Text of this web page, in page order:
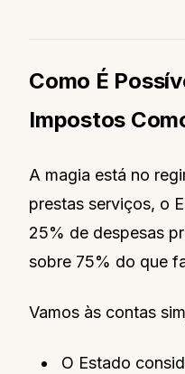
Como É
Impostos
A magia está no
prestas serviços, o
25% de despesas
sobre 75% do que
Vamos às contas
O Estado